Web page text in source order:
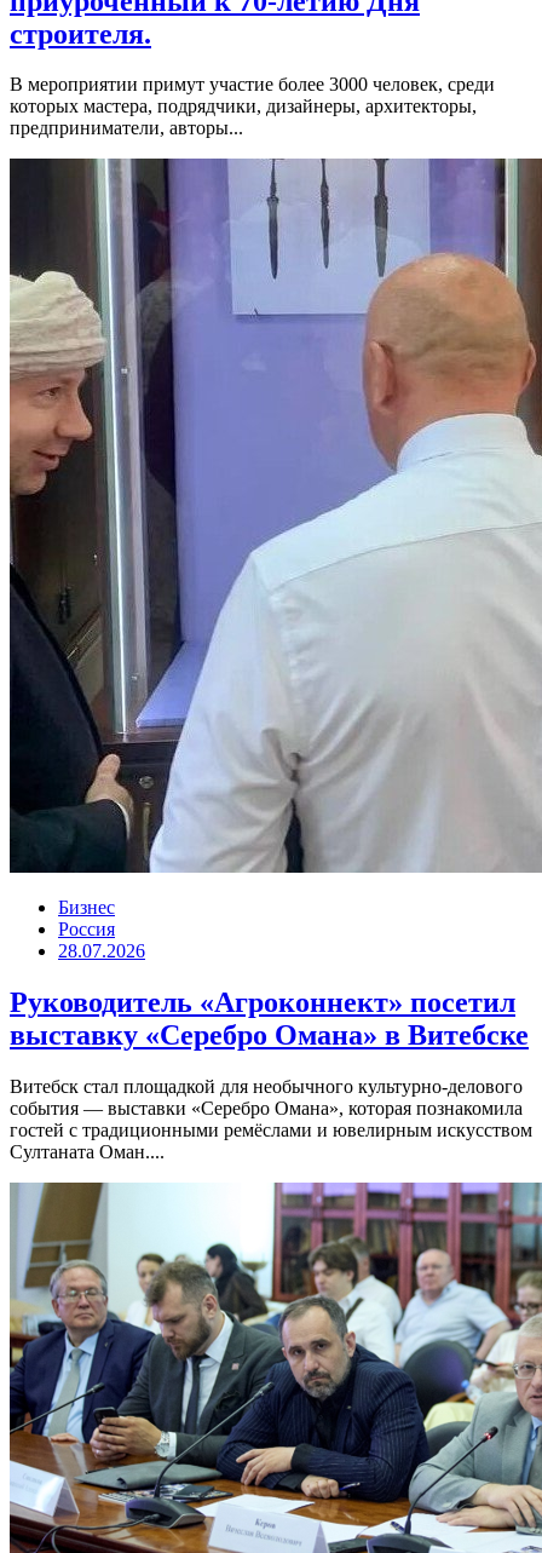
строителя.
В мероприятии примут участие более 3000 человек, среди
которых мастера, подрядчики, дизайнеры, архитекторы,
предприниматели, авторы...
Бизнес
Россия
28.07.2026
Руководитель «Агроконнект» посетил
выставку «Серебро Омана» в Витебске
Витебск стал площадкой для необычного культурно-делового
события — выставки «Серебро Омана», которая познакомила
гостей с традиционными ремёслами и ювелирным искусством
Султаната Оман....